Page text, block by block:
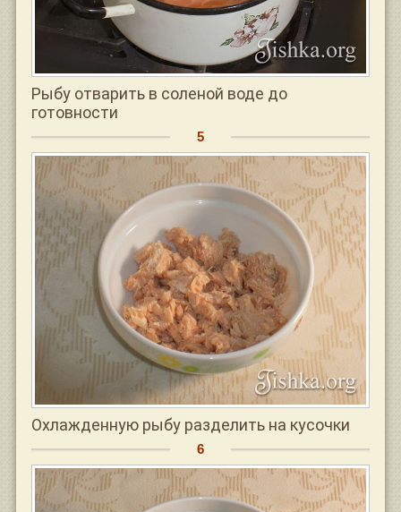
Рыбу отварить в соленой воде до
готовности
Охлажденную рыбу разделить на кусочки